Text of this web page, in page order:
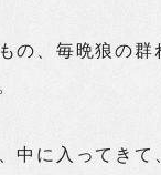
の、毎晩狼の
中に入ってき